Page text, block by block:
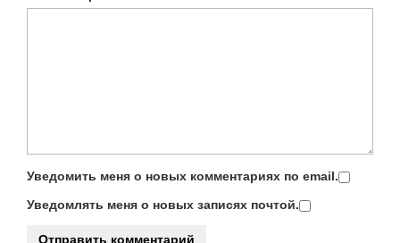
Уведомить меня о новых комментариях по email.
Уведомлять меня о новых записях почтой.